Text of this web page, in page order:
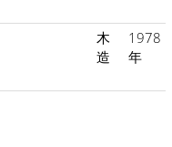
木
造
1978
年